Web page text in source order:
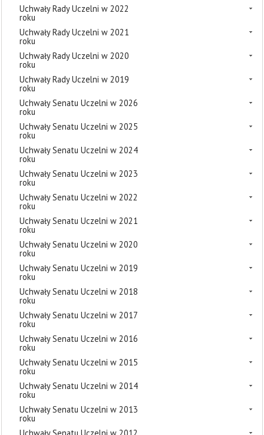
Uchwały Rady Uczelni w 2022
roku
Uchwały Rady Uczelni w 2021
roku
Uchwały Rady Uczelni w 2020
roku
Uchwały Rady Uczelni w 2019
roku
Uchwały Senatu Uczelni w 2026
roku
Uchwały Senatu Uczelni w 2025
roku
Uchwały Senatu Uczelni w 2024
roku
Uchwały Senatu Uczelni w 2023
roku
Uchwały Senatu Uczelni w 2022
roku
Uchwały Senatu Uczelni w 2021
roku
Uchwały Senatu Uczelni w 2020
roku
Uchwały Senatu Uczelni w 2019
roku
Uchwały Senatu Uczelni w 2018
roku
Uchwały Senatu Uczelni w 2017
roku
Uchwały Senatu Uczelni w 2016
roku
Uchwały Senatu Uczelni w 2015
roku
Uchwały Senatu Uczelni w 2014
roku
Uchwały Senatu Uczelni w 2013
roku